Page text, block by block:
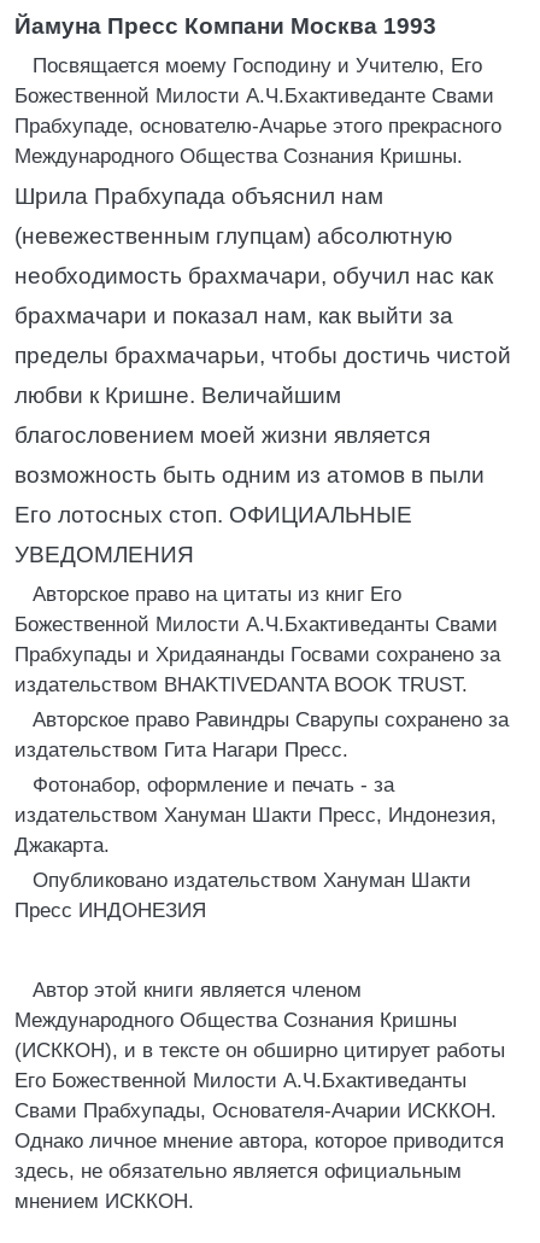
Йамуна Пресс Компани Москва 1993
Посвящается моему Господину и Учителю, Его
Божественной Милости А.Ч.Бхактиведанте Свами
Прабхупаде, основателю-Ачарье этого прекрасного
Международного Общества Сознания Кришны.
Шрила Прабхупада объяснил нам
(невежественным глупцам) абсолютную
необходимость брахмачари, обучил нас как
брахмачари и показал нам, как выйти за
пределы брахмачарьи, чтобы достичь чистой
любви к Кришне. Величайшим
благословением моей жизни является
возможность быть одним из атомов в пыли
Его лотосных стоп. ОФИЦИАЛЬНЫЕ
УВЕДОМЛЕНИЯ
Авторское право на цитаты из книг Его
Божественной Милости А.Ч.Бхактиведанты Свами
Прабхупады и Хридаянанды Госвами сохранено за
издательством BHAKTIVEDANTA BOOK TRUST.
Авторское право Равиндры Сварупы сохранено за
издательством Гита Нагари Пресс.
Фотонабор, оформление и печать - за
издательством Хануман Шакти Пресс, Индонезия,
Джакарта.
Опубликовано издательством Хануман Шакти
Пресс ИНДОНЕЗИЯ
Автор этой книги является членом
Международного Общества Сознания Кришны
(ИСККОН), и в тексте он обширно цитирует работы
Его Божественной Милости А.Ч.Бхактиведанты
Свами Прабхупады, Основателя-Ачарии ИСККОН.
Однако личное мнение автора, которое приводится
здесь, не обязательно является официальным
мнением ИСККОН.